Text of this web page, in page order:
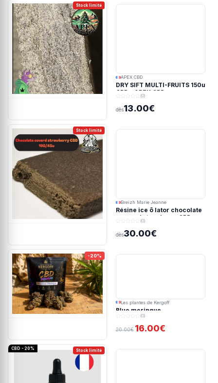
Stock limité
APEX CBD
DRY SIFT MULTI-FRUITS 150u
CBD - APEX CBD
(0)
dès13.00€
Stock limité
Breizh Marie Jeanne
Résine ice ô lator chocolate
covered strawberry CBD
(0)
dès30.00€
-20%
Les plantes de Kergoff
Blue meringue
(0)
20.00€ 16.00€
Stock limité
CBD - 20%